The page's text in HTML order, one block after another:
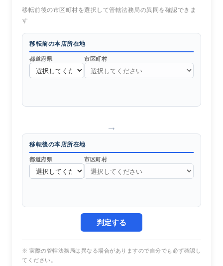
移転前後の市区町村を選択して管轄法務局の異同を確認できま
す
移転前の本店所在地
都道府県 市区町村
→
移転後の本店所在地
都道府県 市区町村
判定する
※ 実際の管轄法務局は異なる場合がありますので自分でも必ず確認し
てください。